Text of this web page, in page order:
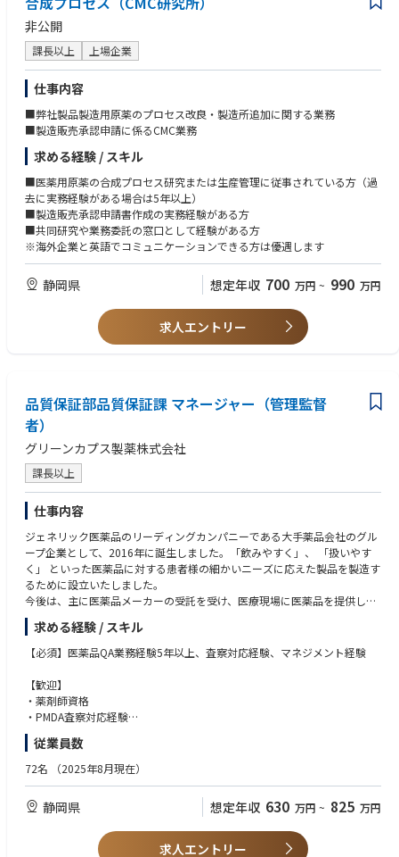
◆この仕事の魅力
・電子部品事業の安全・品質・法令遵守を支える中核業務に携われます
・個別対応だけでなく、社内ルールや業務プロセスづくりから関与できま
す
・法令・規格の知識を活かし、開発・品質・製造など幅広い部門と連携で
きます
・将来的には、業界標準の策定・活用に関する活動にも関与できる可能性
があります
・安全規格・法令対応の体制をさらに強化していくフェーズであり、業務
プロセスや体制構築にも主体的に関われます
◆業界動向と自社事業の特徴
当社は、リレー、スイッチ、センサー、コネクタ等の電子部品を通じて、
産業機器・社会インフラ・各種電子機器の安全性・信頼性を支えていま
す。
電子部品は顧客製品の品質・安全・安定稼働を支える重要な部品であり、
各国の安全規格・法令に適合した製品を提供し続けることが、事業継続と
顧客信頼の基盤となります。今後は、製品の安全性・法令遵守を確実に守
活かすことで、電子部品事業の競争力向上に貢献していきます。
・製品安全、EMC、無線、製品セキュリティ等の法令・規格対応経験
・法規・規格に適合する製品設計、または認証機関への申請業務の経験
・社内ルール・手順・業務フローの策定、展開、定着化の経験
・プロジェクトリーダー経験
・業界団体や標準化機関における規格策定・改訂活動への参画経験
・TOEIC 650点以上、または英語でのメール・資料確認に抵抗がない方
◆歓迎する人物像
・誠実・謙虚に業務へ向き合い、最後までやりきる責任感のある方
・課題から逃げず、主体的に考え行動できる方
・複雑な内容を整理し、相手に合わせてわかりやすく伝えられる方
・関係者と建設的に議論しながら、合意形成を進められる方
・個別最適ではなく、組織全体にとってより良い業務プロセスを考えられ
る方
・専門性を高めながら、チームで成果を出すことにやりがいを感じられる
方
◆使用する開発言語・ソフト・装置/機器等
・Microsoft Office（Excel、PowerPoint、Word、Outlook、Teams）
・社内データベース、認証情報管理システム
・認証機関・規格団体等のWebシステム
・規格文書、認証書、試験レポート等の管理ツール
非公開
課長以上 上場企業
仕事内容
■弊社製品製造用原薬のプロセス改良・製造所追加に関する業務
■製造販売承認申請に係るCMC業務
求める経験 / スキル
■医薬用原薬の合成プロセス研究または生産管理に従事されている方（過
去に実務経験がある場合は5年以上）
■製造販売承認申請書作成の実務経験がある方
■共同研究や業務委託の窓口として経験がある方
※海外企業と英語でコミュニケーションできる方は優遇します
静岡県 想定年収 700 万円 ~ 990 万円
求人エントリー
品質保証部品質保証課 マネージャー（管理監督
者）
グリーンカプス製薬株式会社
課長以上
仕事内容
ジェネリック医薬品のリーディングカンパニーである大手薬品会社のグル
ープ企業として、2016年に誕生しました。「飲みやすく」、 「扱いやす
く」 といった医薬品に対する患者様の細かいニーズに応えた製品を製造す
るために設立いたしました。
今後は、主に医薬品メーカーの受託を受け、医療現場に医薬品を提供して
いきます。
2020年に工場・設備を新設し、「健康経営優良法人(中小規模法人部門)」
認定を受けており、 キャリア構築と長期的に安心して働ける職場環境で
◆業務内容
品質保証部門の責任者としてGMP品質保証業務全般およびメンバーのマネ
・品質保証部門の運営管理[三里1.1]
・メンバー育成・評価
・GMP文化の醸成
・査察・監査対応
求める経験 / スキル
【必須】医薬品QA業務経験5年以上、査察対応経験、マネジメント経験
【歓迎】
・薬剤師資格
・PMDA査察対応経験
・県薬務課査察対応
・顧客監査対応
・品質システム構築経験
従業員数
72名 （2025年8月現在）
静岡県 想定年収 630 万円 ~ 825 万円
求人エントリー